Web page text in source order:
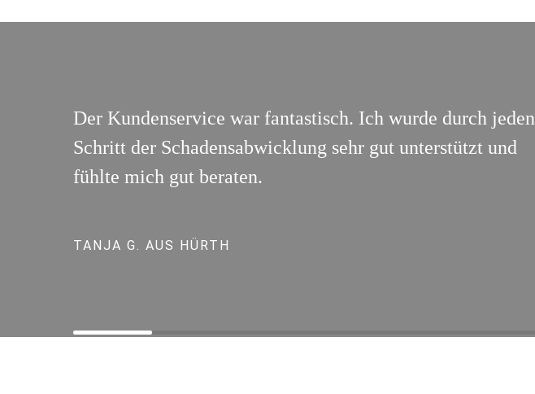
Der Kundenservice war fantastisch. Ich wurde durch jeden
Schritt der Schadensabwicklung sehr gut unterstützt und
fühlte mich gut beraten.
TANJA G. AUS HÜRTH